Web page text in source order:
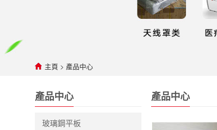
主頁 > 產品中心
產品中心
玻璃鋼平板
產品中心